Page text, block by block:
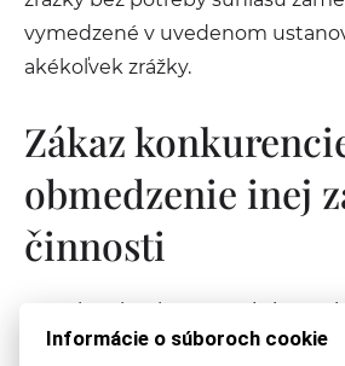
vymedzené v uvedenom
akékoľvek zrážky.
Zákaz
obmedzenie inej
činnosti
Na výkon konkurenčnej činnosti
v pracovnom pomere sa
Informácie o súboroch cookie